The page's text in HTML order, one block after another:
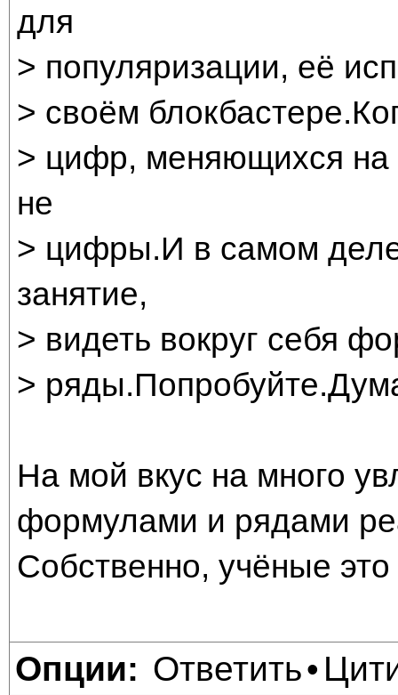
для
> популяризации, её
> своём
> цифр, меняющихся на
не
> цифры.И в самом
занятие,
> видеть вокруг себя
>
На мой вкус на много
формулами и рядами
Собственно, учёные
Опции: Ответить•